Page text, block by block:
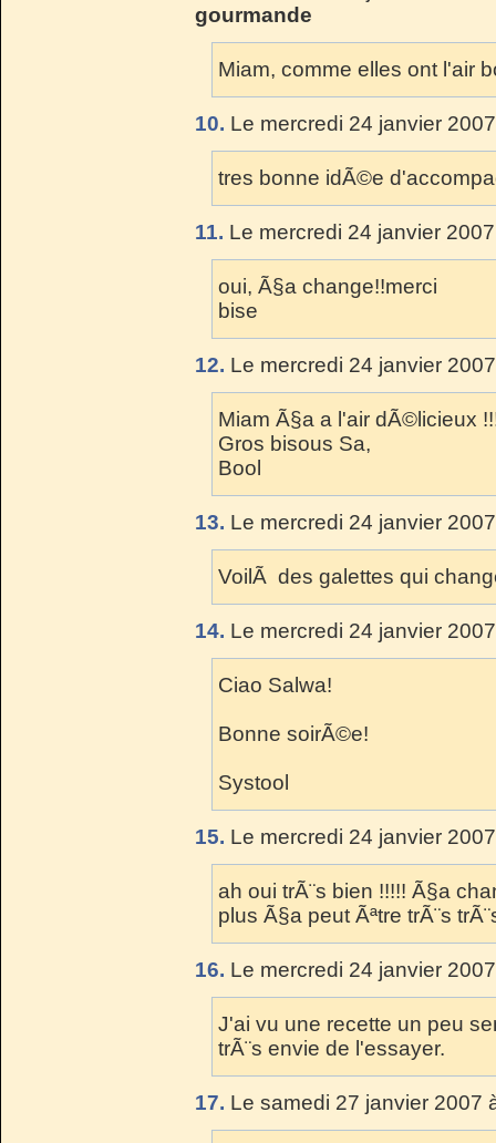
gourmande
Miam, comme elles ont l'air
10. Le mercredi 24 janvier
tres bonne idÃ©e
11. Le mercredi 24 janvier
oui, Ã§a change!!merci
bise
12. Le mercredi 24 janvier
Miam Ã§a a l'air dÃ©licieux
Gros bisous Sa,
Bool
13. Le mercredi 24 janvier
VoilÃ des galettes qui
14. Le mercredi 24 janvier
Ciao Salwa!
Bonne soirÃ©e!
Systool
15. Le mercredi 24 janvier
ah oui trÃ¨s bien !!!!! Ã§a
plus Ã§a peut Ãªtre trÃ¨s
16. Le mercredi 24 janvier
J'ai vu une recette un peu
trÃ¨s envie de l'essayer.
17. Le samedi 27 janvier 2007